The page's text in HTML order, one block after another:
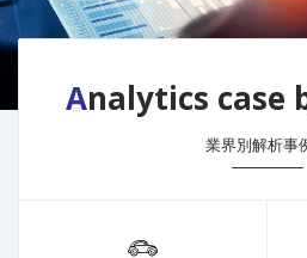
Analytics
業界別解析事